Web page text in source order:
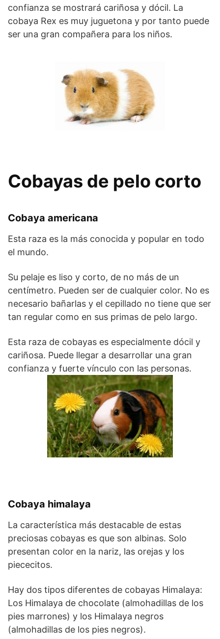
confianza se mostrará cariñosa y dócil. La
cobaya Rex es muy juguetona y por tanto puede
ser una gran compañera para los niños.
Cobayas de pelo corto
Cobaya americana
Esta raza es la más conocida y popular en todo
el mundo.
Su pelaje es liso y corto, de no más de un
centímetro. Pueden ser de cualquier color. No es
necesario bañarlas y el cepillado no tiene que ser
tan regular como en sus primas de pelo largo.
Esta raza de cobayas es especialmente dócil y
cariñosa. Puede llegar a desarrollar una gran
confianza y fuerte vínculo con las personas.
Cobaya himalaya
La característica más destacable de estas
preciosas cobayas es que son albinas. Solo
presentan color en la nariz, las orejas y los
piececitos.
Hay dos tipos diferentes de cobayas Himalaya:
Los Himalaya de chocolate (almohadillas de los
pies marrones) y los Himalaya negros
(almohadillas de los pies negros).